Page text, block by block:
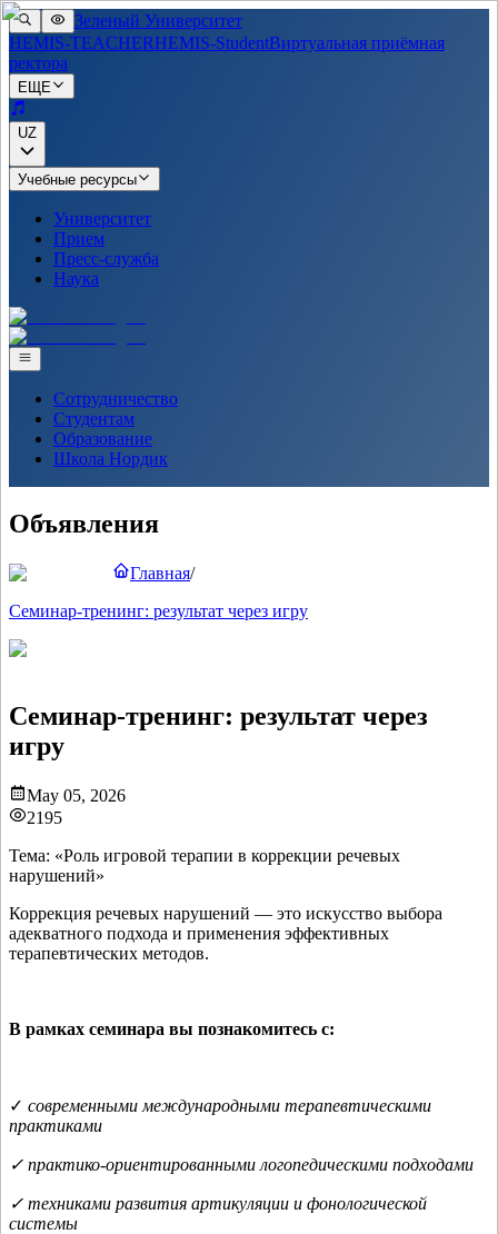
Зеленый Университет
HEMIS-TEACHERHEMIS-StudentВиртуальная приёмная
ректора
ЕЩЕ
UZ
Учебные ресурсы
Университет
Прием
Пресс-служба
Наука
Сотрудничество
Студентам
Образование
Школа Нордик
Объявления
Главная/
Семинар-тренинг: результат через игру
Семинар-тренинг: результат через
игру
May 05, 2026
2195
Тема: «Роль игровой терапии в коррекции речевых
нарушений»
Коррекция речевых нарушений — это искусство выбора
адекватного подхода и применения эффективных
терапевтических методов.
В рамках семинара вы познакомитесь с:
✓ современными международными терапевтическими
практиками
✓ практико-ориентированными логопедическими подходами
✓ техниками развития артикуляции и фонологической
системы